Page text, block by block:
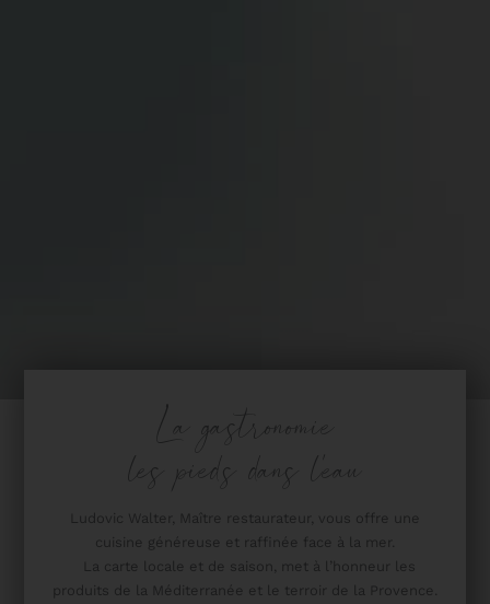
La gastronomie
les pieds dans l’eau
Ludovic Walter, Maître restaurateur, vous offre une
cuisine généreuse et raffinée face à la mer.
La carte locale et de saison, met à l’honneur les
produits de la Méditerranée et le terroir de la Provence.